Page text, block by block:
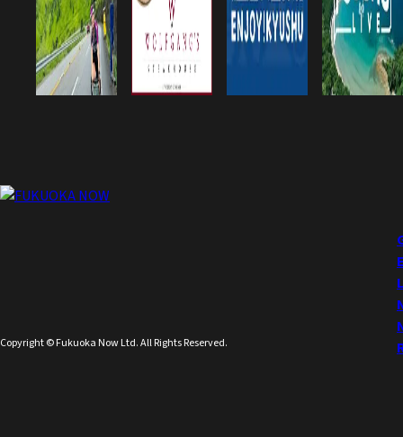
Copyright © Fukuoka Now Ltd. All Rights Reserved.